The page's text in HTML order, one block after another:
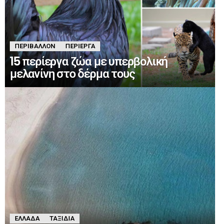
ΠΕΡΙΒΆΛΛΟΝ ΠΕΡΊΕΡΓΑ
15 περίεργα ζώα με υπερβολική
μελανίνη στο δέρμα τους
ΕΛΛΆΔΑ ΤΑΞΊΔΙΑ